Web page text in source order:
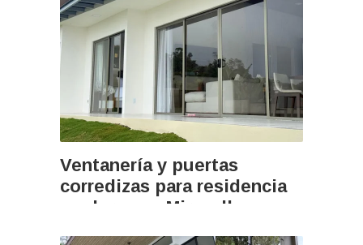
Ventanería y puertas
corredizas para residencia
moderna en Miravalles